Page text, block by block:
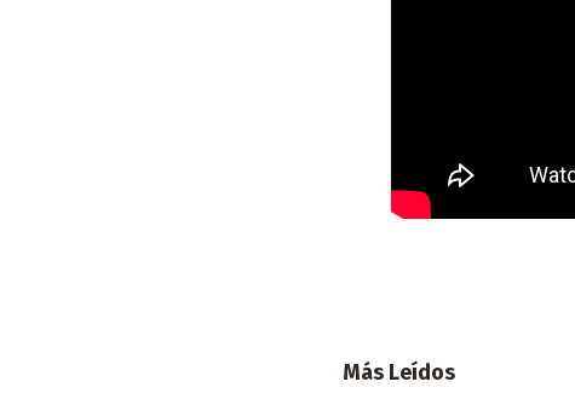
Más Leídos